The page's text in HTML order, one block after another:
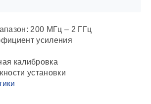
200 МГц – 2 ГГц
усиления
калибровка
установки